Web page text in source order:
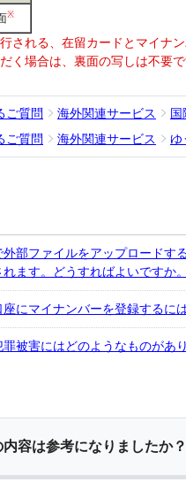
※
される、在留カードとマイナ
く場合は、裏面の写しは不要で
ご質問 海外関連サービス
国
ご質問
海外関連サービス ゆ
部ファイルをアップロードす
ます。どうすればよいですか。
にマイナンバーを登録するに
被害にはどのようなものがあり
内容は参考になりましたか？